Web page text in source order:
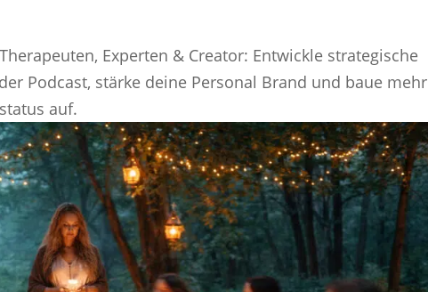
Experten & Creator: Entwickle strategische
Podcast, stärke deine Personal Brand und baue mehr
auf.